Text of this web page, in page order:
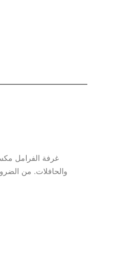
غرفة الفرامل
والحافلات. من